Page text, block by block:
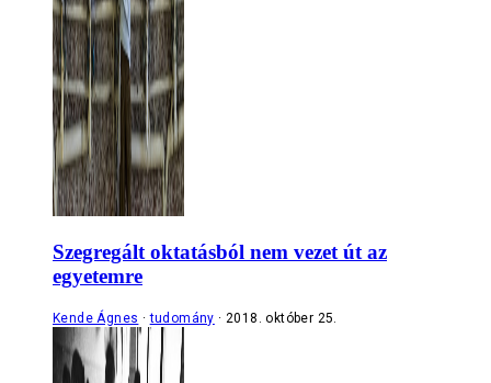
Szegregált oktatásból nem vezet út az
egyetemre
Kende Ágnes tudomány 2018. október 25.